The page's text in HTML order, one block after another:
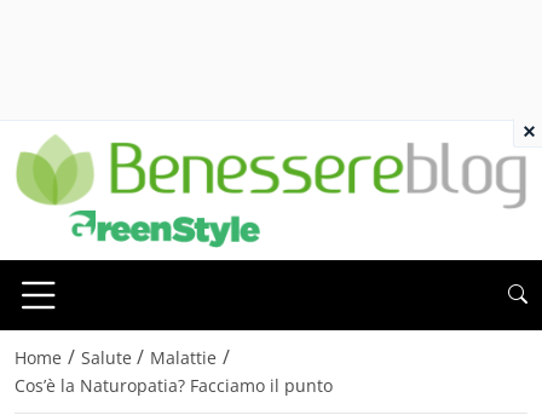
Home / Salute / Malattie /
Cos’è la Naturopatia? Facciamo il punto
×